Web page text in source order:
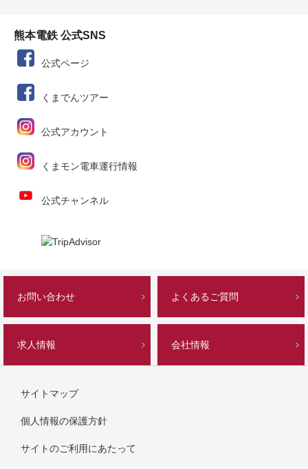
熊本電鉄 公式SNS
公式ページ
くまでんツアー
公式アカウント
くまモン電車運行情報
公式チャンネル
お問い合わせ よくあるご質問
求人情報 会社情報
サイトマップ
個人情報の保護方針
サイトのご利用にあたって